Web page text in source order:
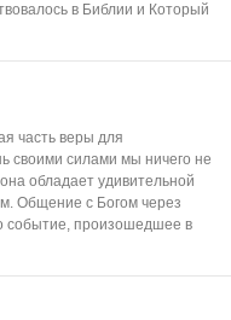
в Библии и Который
часть веры для
своими силами мы ничего не
обладает удивительной
Общение с Богом через
событие, произошедшее в